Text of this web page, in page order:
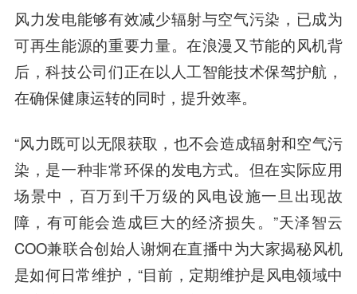
风力发电能够有效减少辐射与空气污染，已成为
可再生能源的重要力量。在浪漫又节能的风机背
后，科技公司们正在以人工智能技术保驾护航，
在确保健康运转的同时，提升效率。
“风力既可以无限获取，也不会造成辐射和空气污
染，是一种非常环保的发电方式。但在实际应用
场景中，百万到千万级的风电设施一旦出现故
障，有可能会造成巨大的经济损失。”天泽智云
COO兼联合创始人谢炯在直播中为大家揭秘风机
是如何日常维护，“目前，定期维护是风电领域中